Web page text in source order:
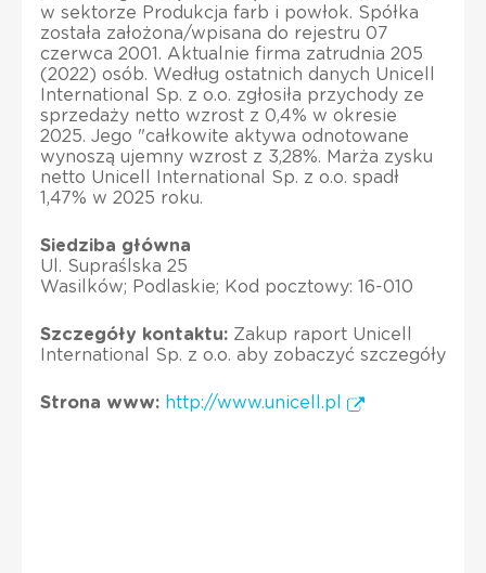
w sektorze Produkcja farb i powłok. Spółka
została założona/wpisana do rejestru 07
czerwca 2001. Aktualnie firma zatrudnia 205
(2022) osób. Według ostatnich danych Unicell
International Sp. z o.o. zgłosiła przychody ze
sprzedaży netto wzrost z 0,4% w okresie
2025. Jego "całkowite aktywa odnotowane
wynoszą ujemny wzrost z 3,28%. Marża zysku
netto Unicell International Sp. z o.o. spadł
1,47% w 2025 roku.
Siedziba główna
Ul. Supraślska 25
Wasilków; Podlaskie; Kod pocztowy: 16-010
Szczegóły kontaktu: Zakup raport Unicell
International Sp. z o.o. aby zobaczyć szczegóły
Strona www: http://www.unicell.pl